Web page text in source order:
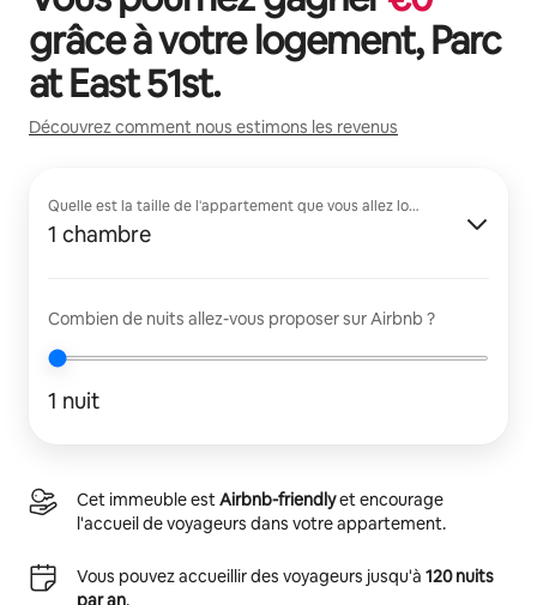
grâce à votre logement,Parc
at East 51st.
Découvrez comment nous estimons les revenus
Quelle est la taille de l'appartement que vous allez louer ?
1 chambre
Combien de nuits allez-vous proposer sur Airbnb ?
1 nuit
Cet immeuble estAirbnb-friendlyet encourage
l'accueil de voyageurs dans votre appartement.
Vous pouvez accueillir des voyageurs jusqu'à 120 nuits
par an.